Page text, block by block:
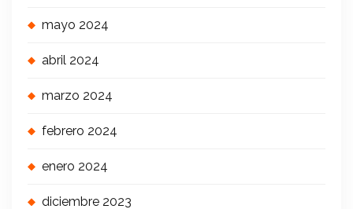
mayo 2024
abril 2024
marzo 2024
febrero 2024
enero 2024
diciembre 2023